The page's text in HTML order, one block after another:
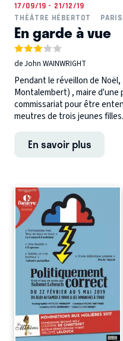
17/09/19 - 21/12/19
THÉÂTRE HÉBERTOT
PARIS
En garde à vue
de John WAINWRIGHT
Pendant le réveillon de
Montalembert) , maire
commissariat pour être
meutres de trois jeunes
En savoir plus